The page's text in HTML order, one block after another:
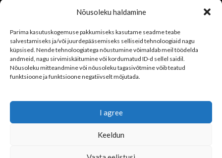
Nõusoleku haldamine
Parima kasutuskogemuse pakkumiseks kasutame seadme teabe
salvestamiseks ja/või juurdepääsemiseks selliseid tehnoloogiaid nagu
küpsised. Nende tehnoloogiatega nõustumine võimaldab meil töödelda
andmeid, nagu sirvimiskäitumine või kordumatud ID-d sellel saidil.
Nõusoleku mitteandmine või nõusoleku tagasivõtmine võib teatud
funktsioone ja funktsioone negatiivselt mõjutada.
I agree
Keeldun
Vana-Viru 11a & Uus tn 7, Tallinn
+372 5665 0753
info@alleegalerii.ee
RECENT POSTS